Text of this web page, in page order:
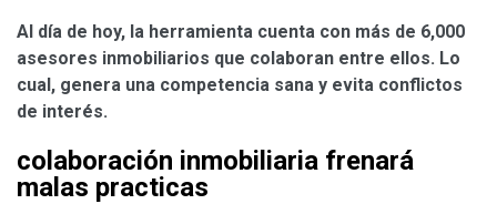
Al día de hoy, la herramienta cuenta con más de 6,000
asesores inmobiliarios que colaboran entre ellos. Lo
cual, genera una competencia sana y evita conflictos
de interés.
colaboración inmobiliaria frenará
malas practicas